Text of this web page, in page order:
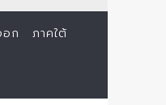
อก ภาคใต้